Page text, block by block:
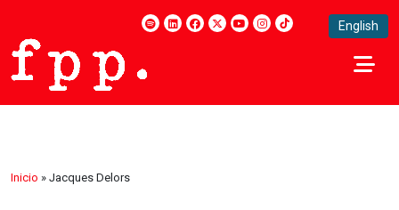
English
Inicio » Jacques Delors